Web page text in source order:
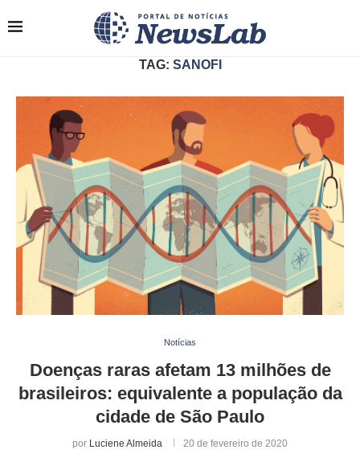
TAG: SANOFI
Notícias
Doenças raras afetam 13 milhões de
brasileiros: equivalente a população da
cidade de São Paulo
por Luciene Almeida 20 de fevereiro de 2020